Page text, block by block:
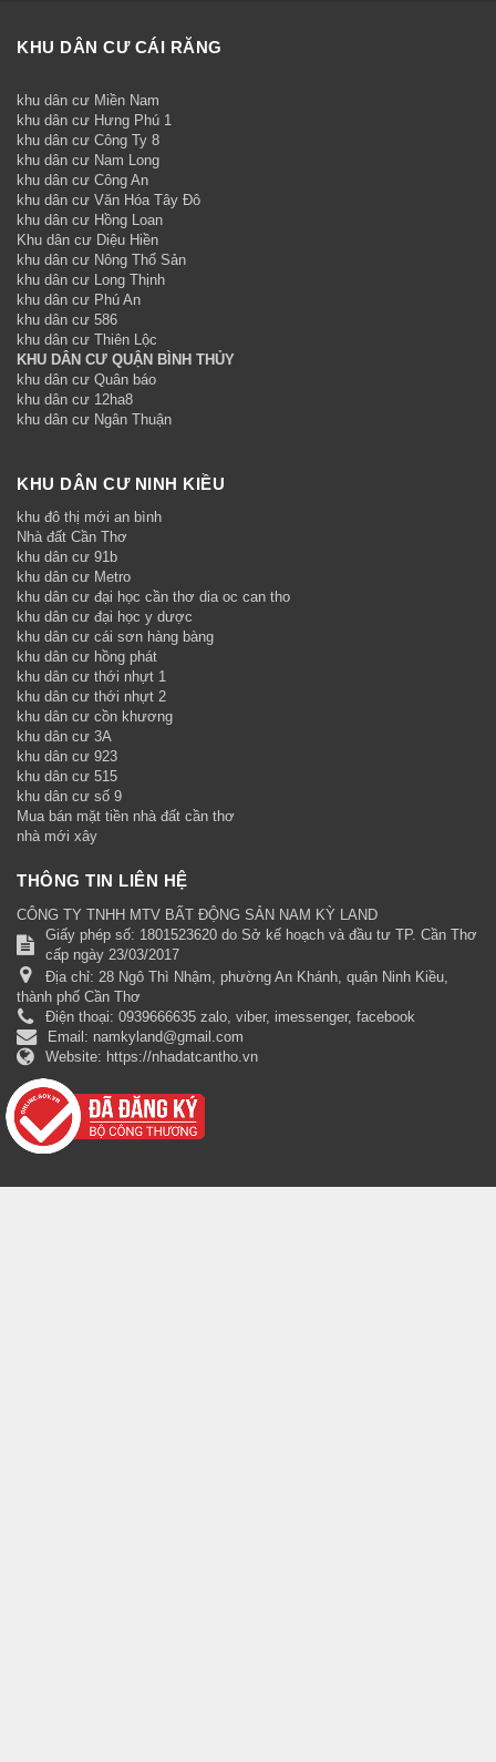
KHU DÂN CƯ CÁI RĂNG
khu dân cư Miền Nam
khu dân cư Hưng Phú 1
khu dân cư Công Ty 8
khu dân cư Nam Long
khu dân cư Công An
khu dân cư Văn Hóa Tây Đô
khu dân cư Hồng Loan
Khu dân cư Diệu Hiền
khu dân cư Nông Thổ Sản
khu dân cư Long Thịnh
khu dân cư Phú An
khu dân cư 586
khu dân cư Thiên Lộc
KHU DÂN CƯ QUẬN BÌNH THỦY
khu dân cư Quân báo
khu dân cư 12ha8
khu dân cư Ngân Thuận
KHU DÂN CƯ NINH KIỀU
khu đô thị mới an bình
Nhà đất Cần Thơ
khu dân cư 91b
khu dân cư Metro
khu dân cư đại học cần thơ dia oc can tho
khu dân cư đại học y dược
khu dân cư cái sơn hàng bàng
khu dân cư hồng phát
khu dân cư thới nhựt 1
khu dân cư thới nhựt 2
khu dân cư cồn khương
khu dân cư 3A
khu dân cư 923
khu dân cư 515
khu dân cư số 9
Mua bán mặt tiền nhà đất cần thơ
nhà mới xây
THÔNG TIN LIÊN HỆ
CÔNG TY TNHH MTV BẤT ĐỘNG SẢN NAM KỲ LAND
Giấy phép số: 1801523620 do Sở kế hoạch và đầu tư TP. Cần Thơ
cấp ngày 23/03/2017
Địa chỉ: 28 Ngô Thì Nhậm, phường An Khánh, quận Ninh Kiều,
thành phố Cần Thơ
Điện thoại: 0939666635 zalo, viber, imessenger, facebook
Email: namkyland@gmail.com
Website: https://nhadatcantho.vn